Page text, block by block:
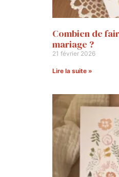
Combien de
mariage ?
21 février 2026
Lire la suite »